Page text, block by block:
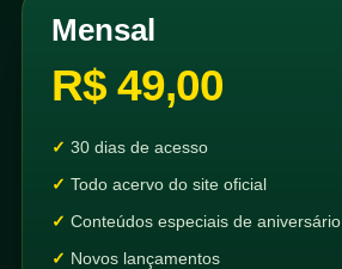
Mensal
R$ 49,00
30 dias de acesso
Todo acervo do site oficial
Conteúdos especiais de aniversário
Novos lançamentos